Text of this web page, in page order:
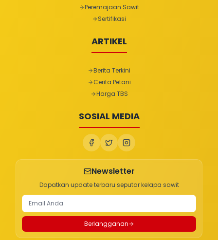
Peremajaan Sawit
Sertifikasi
ARTIKEL
Berita Terkini
Cerita Petani
Harga TBS
SOSIAL MEDIA
Newsletter
Dapatkan update terbaru seputar kelapa sawit
Berlangganan